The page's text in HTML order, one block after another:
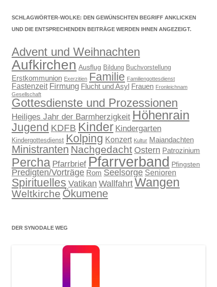
SCHLAGWÖRTER-WOLKE: DEN GEWÜNSCHTEN BEGRIFF ANKLICKEN
UND DIE ENTSPRECHENDEN BEITRÄGE WERDEN IHNEN ANGEZEIGT.
Advent und Weihnachten
Aufkirchen Ausflug Bildung Buchvorstellung
Erstkommunion Exerzitien Familie Familiengottesdienst
Fastenzeit Firmung Flucht und Asyl Frauen Fronleichnam
Gesellschaft
Gottesdienste und Prozessionen
Heiliges Jahr der Barmherzigkeit Höhenrain
Jugend KDFB Kinder Kindergarten
Kindergottesdienst Kolping Konzert Kultur Maiandachten
Ministranten Nachgedacht Ostern Patrozinium
Percha Pfarrbrief Pfarrverband Pfingsten
Predigten/Vorträge Rom Seelsorge Senioren
Spirituelles Vatikan WallfahrtWangen
Weltkirche Ökumene
DER SYNODALE WEG